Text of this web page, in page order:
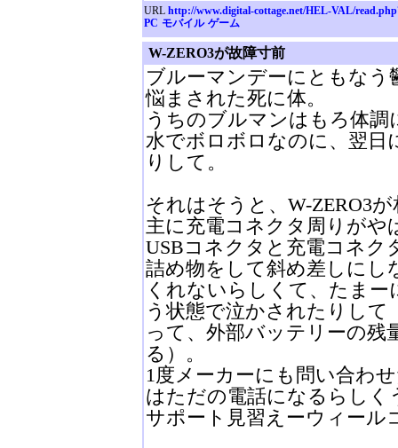
URL http://www.digital-cottage.net/HEL-VAL/
PC モバイル ゲーム
W-ZERO3が故障寸前
ブルーマンデーにともなう
悩まされた死に体。
うちのブルマンはもろ体
水でボロボロなのに、翌日
りして。
それはそうと、W-ZERO3
主に充電コネクタ周りがや
USBコネクタと充電コネク
詰め物をして斜め差しにし
くれないらしくて、たま
う状態で泣かされたりし
って、外部バッテリーの残
る）。
1度メーカーにも問い合わ
はただの電話になるらし
サポート見習えーウィール